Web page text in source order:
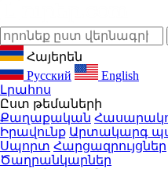
Հայերեն
Русский
English
Լրահոս
Ըստ թեմաների
Քաղաքական
Իրավունք Արտակարգ
Սպորտ Հարցազրույցներ
Ծաղրանկարներ